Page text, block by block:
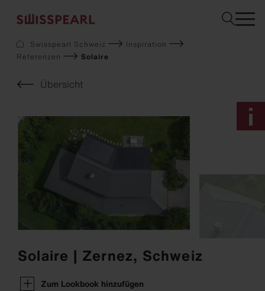
Services
Nachhaltigkeit
Fassade
Dach
Solar
Garten
Downloads
Swisspearl Schweiz
Inspiration
Referenzen
Solaire
Übersicht
Solaire | Zernez, Schweiz
Zum Lookbook hinzufügen